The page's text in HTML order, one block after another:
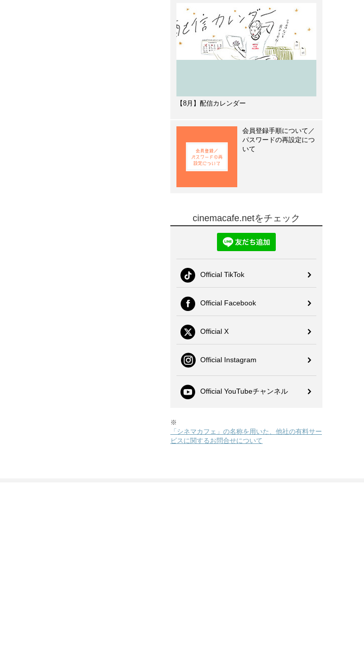
【8月】配信カレンダー
会員登録手順について／
パスワードの再設定につ
いて
cinemacafe.netをチェック
Official TikTok
Official Facebook
Official X
Official Instagram
Official YouTubeチャンネル
※
「シネマカフェ」の名称を用いた、他社の有料サー
ビスに関するお問合せについて